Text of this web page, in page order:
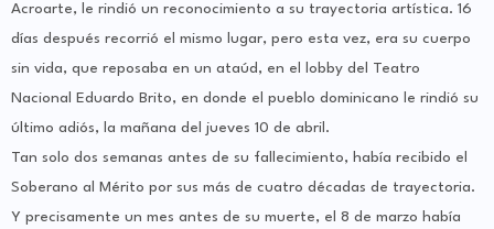
Acroarte, le rindió un reconocimiento a su trayectoria artística. 16
días después recorrió el mismo lugar, pero esta vez, era su cuerpo
sin vida, que reposaba en un ataúd, en el lobby del Teatro
Nacional Eduardo Brito, en donde el pueblo dominicano le rindió su
último adiós, la mañana del jueves 10 de abril.
Tan solo dos semanas antes de su fallecimiento, había recibido el
Soberano al Mérito por sus más de cuatro décadas de trayectoria.
Y precisamente un mes antes de su muerte, el 8 de marzo había